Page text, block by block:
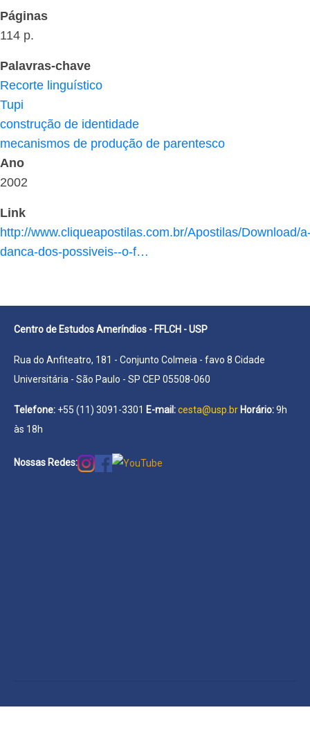
Páginas
114 p.
Palavras-chave
Recorte linguístico
Tupi
construção de identidade
mecanismos de produção de parentesco
Ano
2002
Link
http://www.cliqueapostilas.com.br/Apostilas/Download/
danca-dos-possiveis--o-f…
Centro de Estudos Ameríndios - FFLCH - USP
Rua do Anfiteatro, 181 - Conjunto Colmeia - favo 8 Cidade
Universitária - São Paulo - SP CEP 05508-060
Telefone: +55 (11) 3091-3301 E-mail:cesta@usp.br Horário:9h
às 18h
Nossas Redes: